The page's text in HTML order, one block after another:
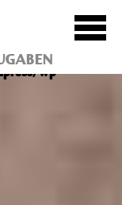
ist seit
wp-